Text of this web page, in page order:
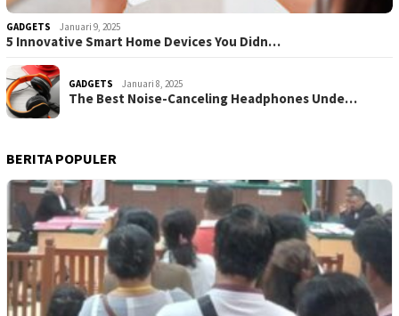
GADGETS Januari 9, 2025
5 Innovative Smart Home Devices You Didn…
GADGETS Januari 8, 2025
The Best Noise-Canceling Headphones Unde…
BERITA POPULER